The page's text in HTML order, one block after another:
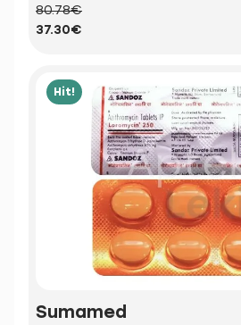
80.78€
37.30€
Hit!
Sumamed